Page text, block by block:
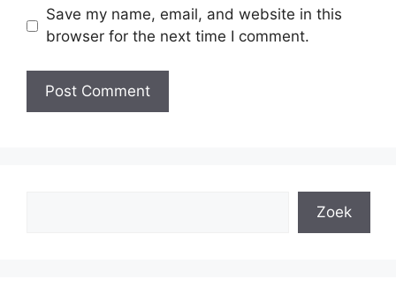
Save my name, email, and website in this
browser for the next time I comment.
Zoek